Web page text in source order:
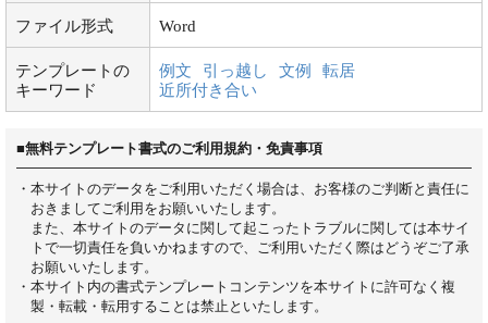
ファイル形式 Word
テンプレートの
キーワード
例文 引っ越し 文例
転居
近所付き合い
■無料テンプレート書式のご利用規約・免責事項
・本サイトのデータをご利用いただく場合は、お客様のご判断と責任に
おきましてご利用をお願いいたします。
また、本サイトのデータに関して起こったトラブルに関しては本サイ
トで一切責任を負いかねますので、ご利用いただく際はどうぞご了承
お願いいたします。
・本サイト内の書式テンプレートコンテンツを本サイトに許可なく複
製・転載・転用することは禁止といたします。